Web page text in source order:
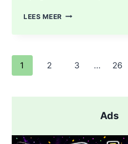
LEES MEER SCHOTEN
GEWONDE
NA
Paginanavigatie
1 2 3 … 26
Ads